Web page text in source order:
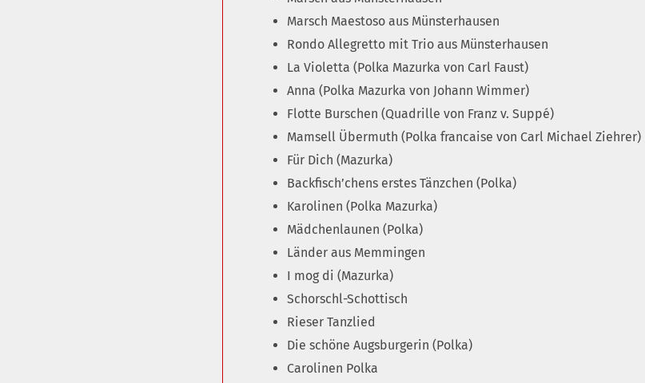
Marsch Maestoso aus Münsterhausen
Rondo Allegretto mit Trio aus Münsterhausen
La Violetta (Polka Mazurka von Carl Faust)
Anna (Polka Mazurka von Johann Wimmer)
Flotte Burschen (Quadrille von Franz v. Suppé)
Mamsell Übermuth (Polka francaise von Carl Michael Ziehrer)
Für Dich (Mazurka)
Backfisch’chens erstes Tänzchen (Polka)
Karolinen (Polka Mazurka)
Mädchenlaunen (Polka)
Länder aus Memmingen
I mog di (Mazurka)
Schorschl-Schottisch
Rieser Tanzlied
Die schöne Augsburgerin (Polka)
Carolinen Polka